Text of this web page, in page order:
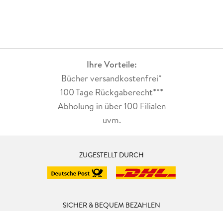
Ihre Vorteile:
Bücher versandkostenfrei*
100 Tage Rückgaberecht***
Abholung in über 100 Filialen
uvm.
ZUGESTELLT DURCH
SICHER & BEQUEM BEZAHLEN